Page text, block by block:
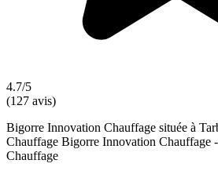
4.7/5
(127 avis)
Bigorre Innovation Chauffage située à
Chauffage Bigorre Innovation Chauffage
Chauffage